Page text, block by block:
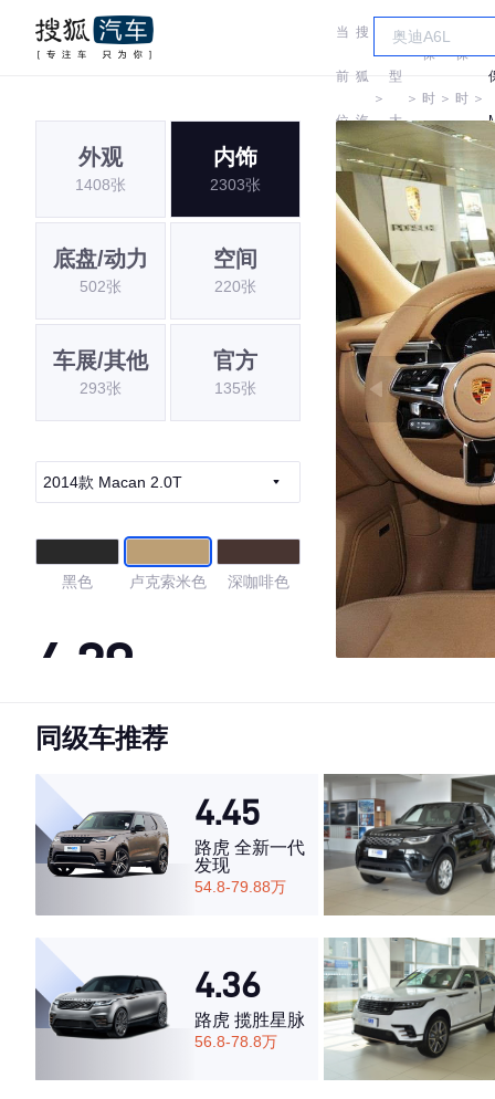
当
前
位
置:
搜
狐
汽
车
＞
车
型
大
全
＞
保
时
捷
＞
保
时
捷
＞
外观
1408张
内饰
2303张
底盘/动力
502张
空间
220张
车展/其他
293张
官方
135张
2014款 Macan 2.0T
黑色 卢克索米色 深咖啡色
4.29
·外观表现较为优秀，优于63%同级车
·空间表现一般，低于99%同级车
同级车推荐
4.45
路虎 全新一代
发现
54.8-79.88万
4.36
路虎 揽胜星脉
56.8-78.8万